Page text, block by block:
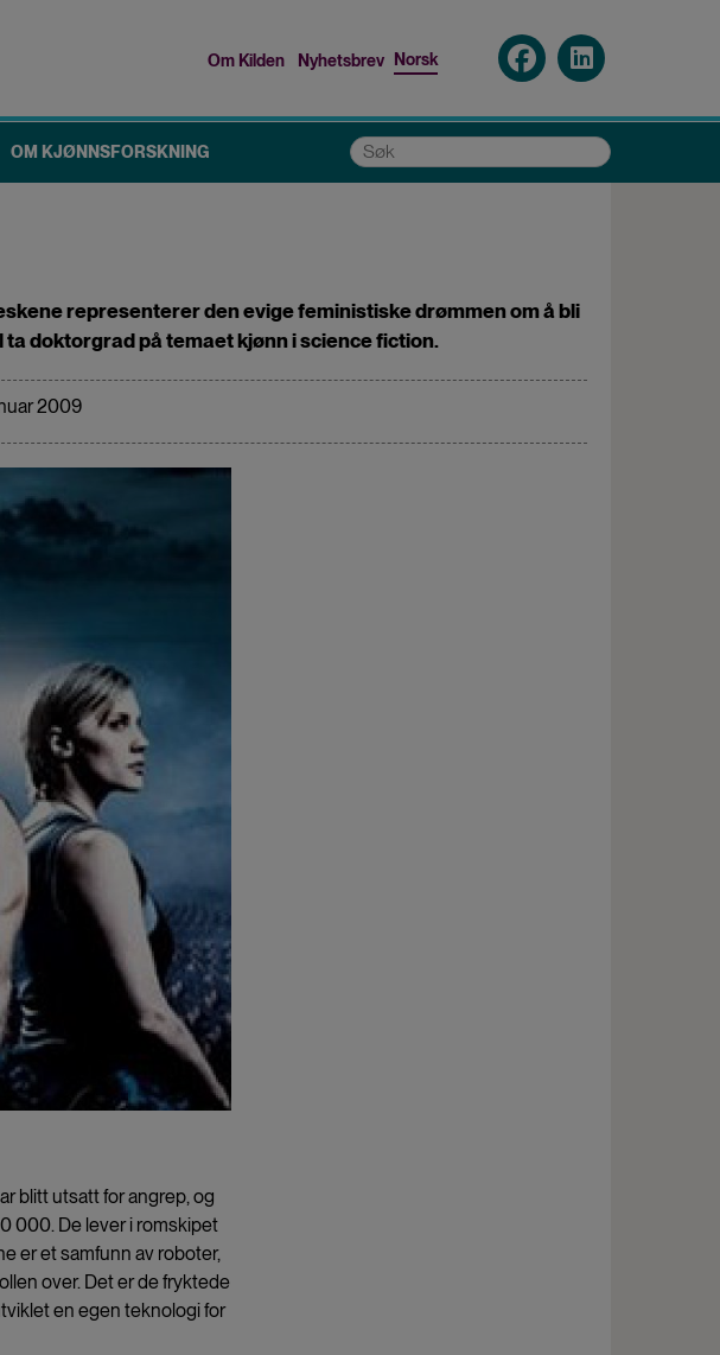
menu
Om Kilden Nyhetsbrev Norsk
OM KJØNNSFORSKNING Søk
representerer den evige feministiske drømmen om å bli
doktorgrad på temaet kjønn i science fiction.
2009
blitt utsatt for angrep, og
000. De lever i romskipet
er et samfunn av roboter,
over. Det er de fryktede
en egen teknologi for